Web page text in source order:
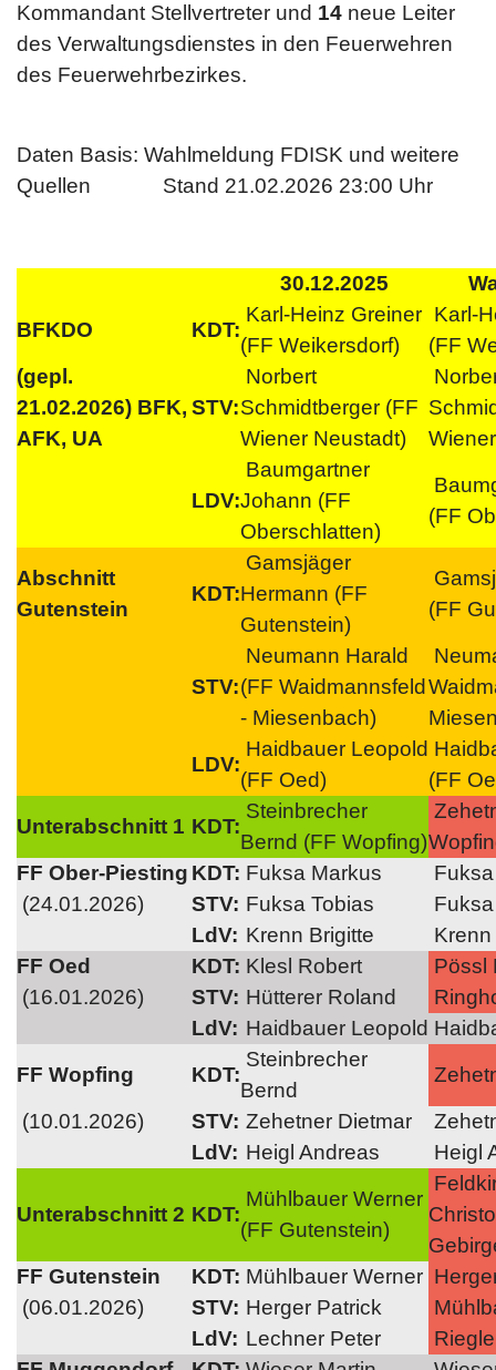
Kommandant Stellvertreter und 14 neue Leiter
des Verwaltungsdienstes in den Feuerwehren
des Feuerwehrbezirkes.
Daten Basis: Wahlmeldung FDISK und weitere
Quellen Stand 21.02.2026 23:00 Uhr
30.12.2025
BFKDO
KDT:
Karl-Heinz Greiner
(FF Weikersdorf)
Karl-
(FF
(gepl.
21.02.2026) BFK,
AFK, UA
STV:
Norbert
Schmidtberger (FF
Wiener Neustadt)
LDV:
Baumgartner
Johann (FF
Oberschlatten)
(FF
Abschnitt
Gutenstein
KDT:
Gamsjäger
Hermann (FF
Gutenstein)
(FF
STV:
Neumann Harald
(FF Waidmannsfeld
- Miesenbach)
LDV:
Haidbauer Leopold
(FF Oed)
(FF
Unterabschnitt 1 KDT:
Steinbrecher
Bernd (FF Wopfing)
FF Ober-Piesting KDT: Fuksa Markus
(24.01.2026)
STV: Fuksa Tobias
LdV: Krenn Brigitte
FF Oed
KDT: Klesl Robert
Pössl
(16.01.2026)
STV: Hütterer Roland
LdV: Haidbauer Leopold
FF Wopfing
KDT:
Steinbrecher
Bernd
(10.01.2026)
STV: Zehetner Dietmar
LdV: Heigl Andreas Heigl
Unterabschnitt 2 KDT:
Mühlbauer Werner
(FF Gutenstein)
FF Gutenstein
KDT: Mühlbauer Werner
(06.01.2026)
STV: Herger Patrick
LdV: Lechner Peter